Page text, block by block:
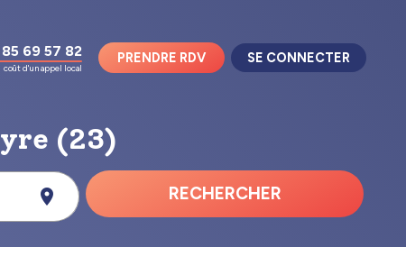
69 57 82
coût d'un appel local
PRENDRE RDV SE CONNECTER
(23)
RECHERCHER